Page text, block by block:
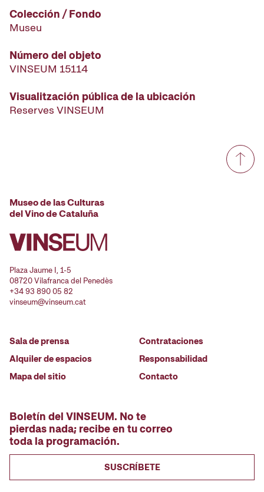
Colección / Fondo
Museu
Número del objeto
VINSEUM 15114
Visualitzación pública de la ubicación
Reserves VINSEUM
Museo de las Culturas
del Vino de Cataluña
Plaza Jaume I, 1-5
08720 Vilafranca del Penedès
+34 93 890 05 82
vinseum@vinseum.cat
Sala de prensa
Alquiler de espacios
Mapa del sitio
Contrataciones
Responsabilidad
Contacto
Boletín del VINSEUM. No te
pierdas nada; recibe en tu correo
toda la programación.
SUSCRÍBETE